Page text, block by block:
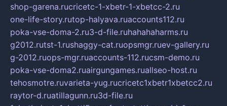
shop-garena.rucricetc-1-xbetr-1-xbetcc-2.ru
one-life-story.rutop-halyava.ruaccounts112.ru
poka-vse-doma-2.ru3-d-file.ruhahahaharms.ru
g2012.rutst-1.rushaggy-cat.ruopsmgr.ruev-gallery.ru
g-2012.ruops-mgr.ruaccounts-112.rucsm-demo.ru
poka-vse-doma2.ruairgungames.ruallseo-host.ru
tehosmotre.ruvarieta-yug.rucricetc1xbetr1xbetcc2.ru
raytor-d.ruatillagunn.ru3d-file.ru